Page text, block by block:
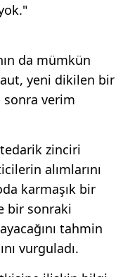
da mümkün
yeni dikilen bir
sonra verim
zinciri
alımlarını
karmaşık bir
bir sonraki
tahmin
vurguladı.